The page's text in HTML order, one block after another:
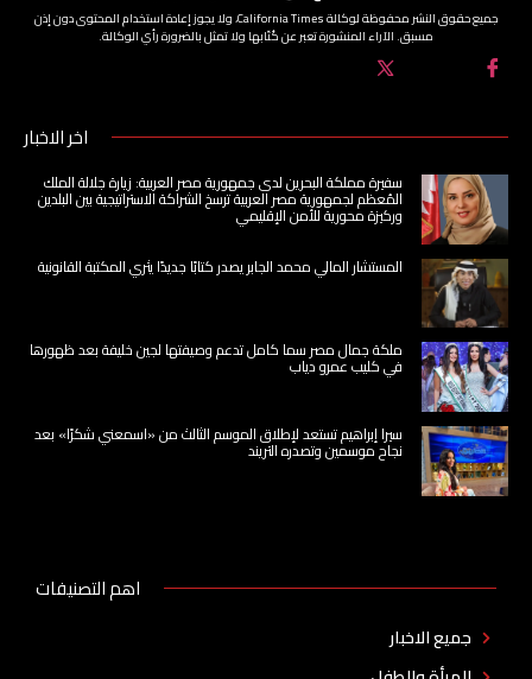
جميع حقوق النشر محفوظة لوكالة California Times، ولا يجوز إعادة استخدام المحتوى دون إذن
مسبق. الآراء المنشورة تعبر عن كُتّابها ولا تمثل بالضرورة رأي الوكالة.
اخر الاخبار
سفيرة مملكة البحرين لدى جمهورية مصر العربية: زيارة جلالة الملك
المُعظم لجمهورية مصر العربية ترسخ الشراكة الاستراتيجية بين البلدين
وركيزة محورية للأمن الإقليمي
المستشار المالي محمد الجابر يصدر كتابًا جديدًا يثري المكتبة القانونية
ملكة جمال مصر سما كامل تدعم وصيفتها لجين خليفة بعد ظهورها
في كليب عمرو دياب
سيرا إبراهيم تستعد لإطلاق الموسم الثالث من «اسمعني شكرًا» بعد
نجاح موسمين وتصدره التريند
اهم التصنيفات
جميع الاخبار